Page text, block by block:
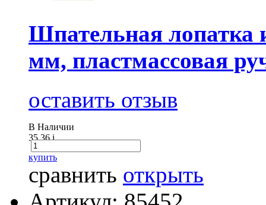
Шпательная лопатка
мм, пластмассовая
оставить отзыв
В Наличии
35.36i
купить
сравнить открыть